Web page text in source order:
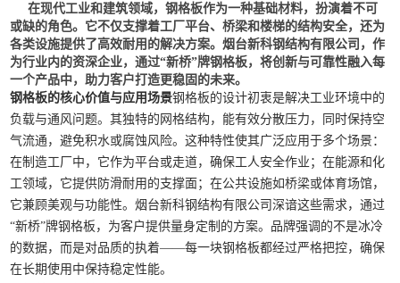
在现代工业和建筑领域，钢格板作为一种基础材料，扮演着不可
或缺的角色。它不仅支撑着工厂平台、桥梁和楼梯的结构安全，还为
各类设施提供了高效耐用的解决方案。烟台新科钢结构有限公司，作
为行业内的资深企业，通过“新桥”牌钢格板，将创新与可靠性融入每
一个产品中，助力客户打造更稳固的未来。
钢格板的核心价值与应用场景钢格板的设计初衷是解决工业环境中的
负载与通风问题。其独特的网格结构，能有效分散压力，同时保持空
气流通，避免积水或腐蚀风险。这种特性使其广泛应用于多个场景：
在制造工厂中，它作为平台或走道，确保工人安全作业；在能源和化
工领域，它提供防滑耐用的支撑面；在公共设施如桥梁或体育场馆，
它兼顾美观与功能性。烟台新科钢结构有限公司深谙这些需求，通过
“新桥”牌钢格板，为客户提供量身定制的方案。品牌强调的不是冰冷
的数据，而是对品质的执着——每一块钢格板都经过严格把控，确保
在长期使用中保持稳定性能。